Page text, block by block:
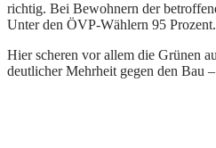
richtig. Bei Bewohnern der
Unter den ÖVP-Wählern 95 Prozent.
Hier scheren vor allem die Grünen
deutlicher Mehrheit gegen den Bau